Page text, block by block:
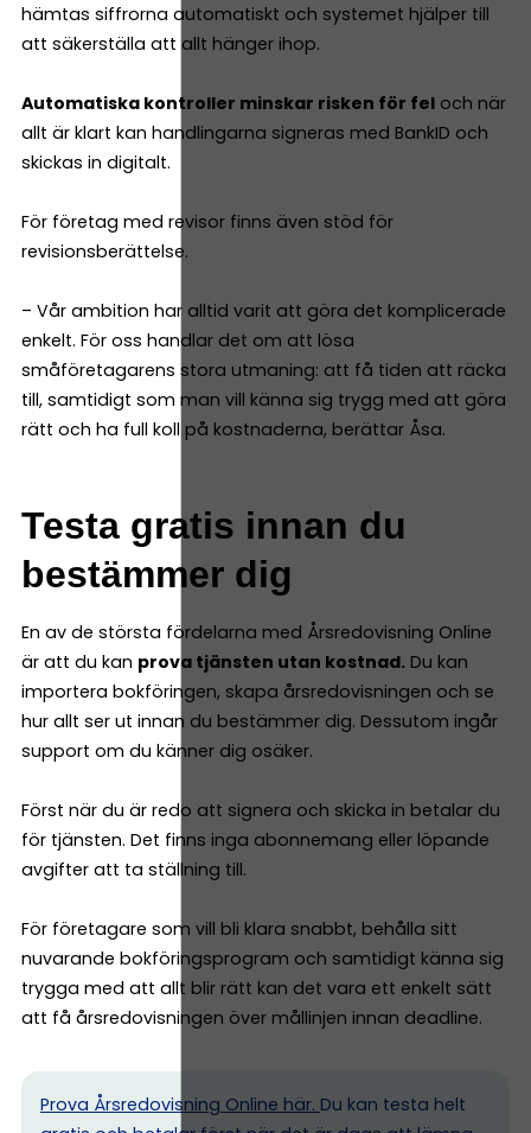
hämtas siffrorna automatiskt och systemet hjälper till
att säkerställa att allt hänger ihop.
Automatiska kontroller minskar risken för fel och när
allt är klart kan handlingarna signeras med BankID och
skickas in digitalt.
För företag med revisor finns även stöd för
revisionsberättelse.
– Vår ambition har alltid varit att göra det komplicerade
enkelt. För oss handlar det om att lösa
småföretagarens stora utmaning: att få tiden att räcka
till, samtidigt som man vill känna sig trygg med att göra
rätt och ha full koll på kostnaderna, berättar Åsa.
Testa gratis innan du
bestämmer dig
En av de största fördelarna med Årsredovisning Online
är att du kan prova tjänsten utan kostnad. Du kan
importera bokföringen, skapa årsredovisningen och se
hur allt ser ut innan du bestämmer dig. Dessutom ingår
support om du känner dig osäker.
Först när du är redo att signera och skicka in betalar du
för tjänsten. Det finns inga abonnemang eller löpande
avgifter att ta ställning till.
För företagare som vill bli klara snabbt, behålla sitt
nuvarande bokföringsprogram och samtidigt känna sig
trygga med att allt blir rätt kan det vara ett enkelt sätt
att få årsredovisningen över mållinjen innan deadline.
Prova Årsredovisning Online här. Du kan testa helt